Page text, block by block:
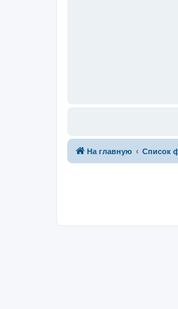
На главную Список